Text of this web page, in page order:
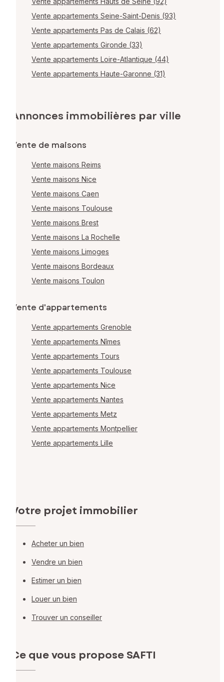
Vente appartements Seine-Saint-Denis (93)
Vente appartements Pas de Calais (62)
Vente appartements Gironde (33)
Vente appartements Loire-Atlantique (44)
Vente appartements Haute-Garonne (31)
Annonces immobilières par ville
Vente de maisons
Vente maisons Reims
Vente maisons Nice
Vente maisons Caen
Vente maisons Toulouse
Vente maisons Brest
Vente maisons La Rochelle
Vente maisons Limoges
Vente maisons Bordeaux
Vente maisons Toulon
Vente d'appartements
Vente appartements Grenoble
Vente appartements Nîmes
Vente appartements Tours
Vente appartements Toulouse
Vente appartements Nice
Vente appartements Nantes
Vente appartements Metz
Vente appartements Montpellier
Vente appartements Lille
Votre projet immobilier
Acheter un bien
Vendre un bien
Estimer un bien
Louer un bien
Trouver un conseiller
Ce que vous propose SAFTI